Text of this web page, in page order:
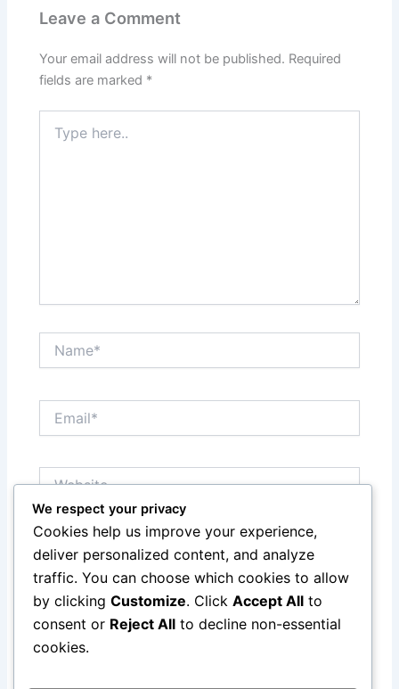
Leave a Comment
Your email address will not be published. Required
fields are marked *
here..
Save my name, email, and website in this browser
for the next time I comment.
We respect your privacy
Cookies help us improve your experience,
deliver personalized content, and analyze
traffic. You can choose which cookies to allow
by clicking Customize. Click Accept All to
consent or Reject All to decline non-essential
cookies.